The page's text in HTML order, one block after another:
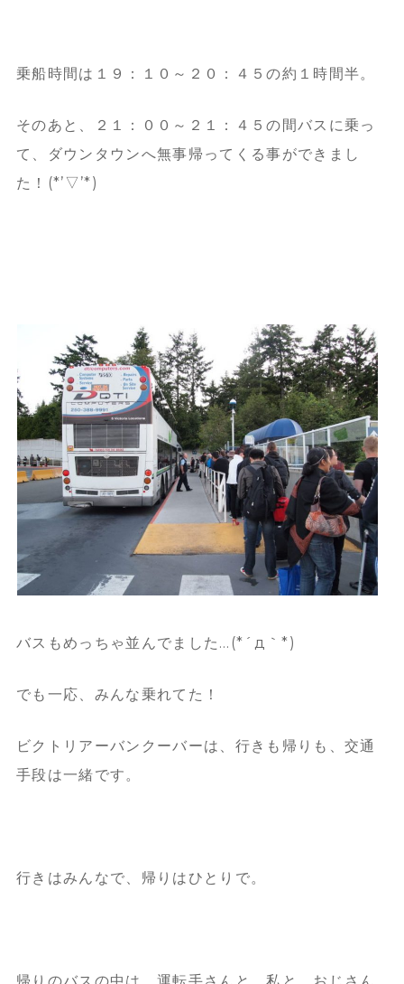
乗船時間は１９：１０～２０：４５の約１時間半。
そのあと、２１：００～２１：４５の間バスに乗っ
て、ダウンタウンへ無事帰ってくる事ができまし
た！(*’▽’*)
バスもめっちゃ並んでました…(*´д｀*)
でも一応、みんな乗れてた！
ビクトリアーバンクーバーは、行きも帰りも、交通
手段は一緒です。
行きはみんなで、帰りはひとりで。